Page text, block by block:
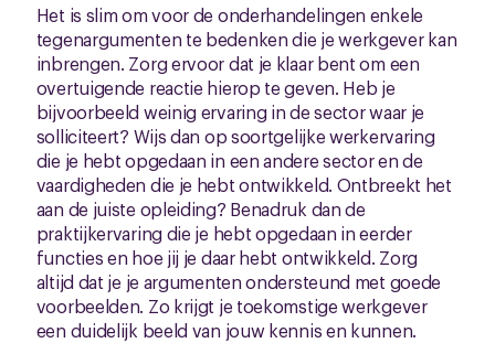
Het is slim om voor de onderhandelingen enkele
tegenargumenten te bedenken die je werkgever kan
inbrengen. Zorg ervoor dat je klaar bent om een
overtuigende reactie hierop te geven. Heb je
bijvoorbeeld weinig ervaring in de sector waar je
solliciteert? Wijs dan op soortgelijke werkervaring
die je hebt opgedaan in een andere sector en de
vaardigheden die je hebt ontwikkeld. Ontbreekt het
aan de juiste opleiding? Benadruk dan de
praktijkervaring die je hebt opgedaan in eerder
functies en hoe jij je daar hebt ontwikkeld. Zorg
altijd dat je je argumenten ondersteund met goede
voorbeelden. Zo krijgt je toekomstige werkgever
een duidelijk beeld van jouw kennis en kunnen.